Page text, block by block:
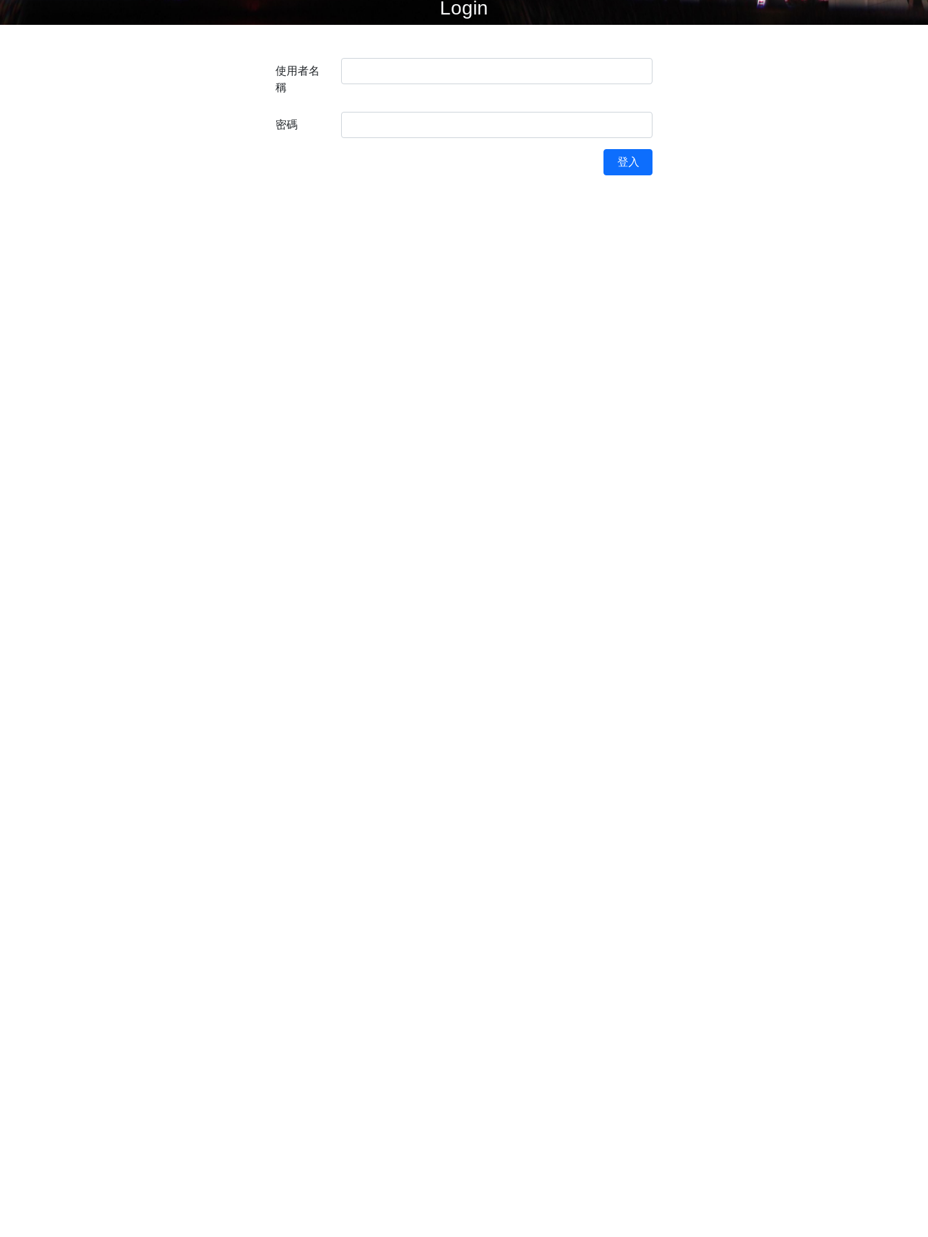
Login
使用者名
稱
密碼